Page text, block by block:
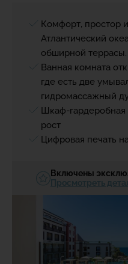
Комфорт, простор
Атлантический
обширной террасы.
Ванная комната
где есть две
гидромассажный
Шкаф-гардеробная
рост
Цифровая печать
Включены
Просмотреть